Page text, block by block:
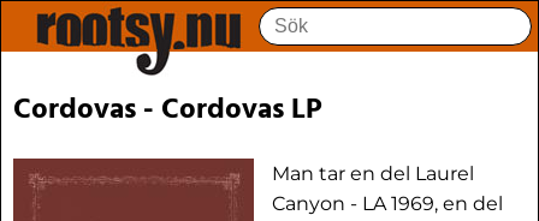
Cordovas - Cordovas LP
Man tar en del Laurel
Canyon - LA 1969, en del